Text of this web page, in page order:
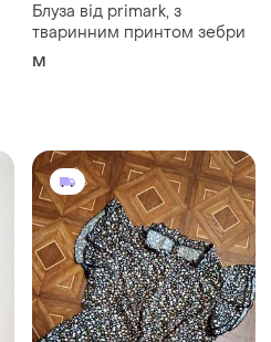
Блуза від primark, з
тваринним принтом зебри
M